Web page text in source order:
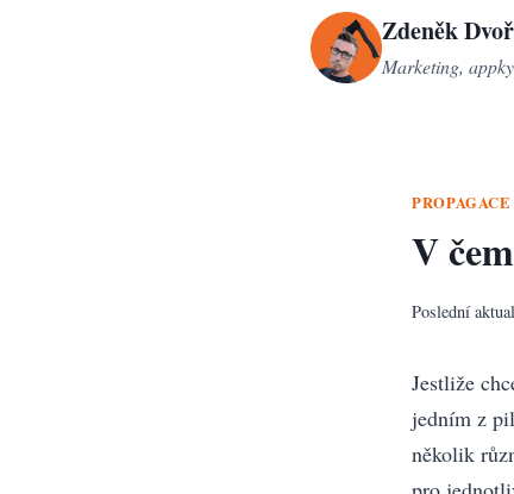
Zdeněk
Marketing,
PROPAGACE
V
Poslední
Jestliže
jedním z
několik